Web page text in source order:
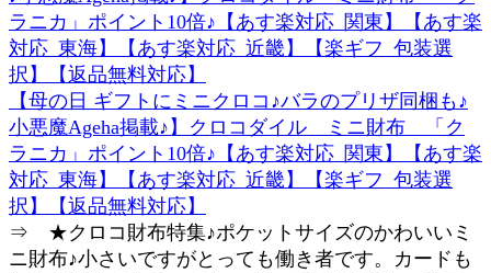
【母の日 ギフトにミニクロコ♪バラのプリザ同梱も♪
小悪魔Ageha掲載♪】クロコダイル ミニ財布 「ク
ラニカ」ポイント10倍♪【あす楽対応_関東】【あす楽
対応_東海】【あす楽対応_近畿】【楽ギフ_包装選
択】【返品無料対応】
⇒ ★クロコ財布特集♪ポケットサイズのかわいいミ
ニ財布♪小さいですがとっても働き者です。カードも